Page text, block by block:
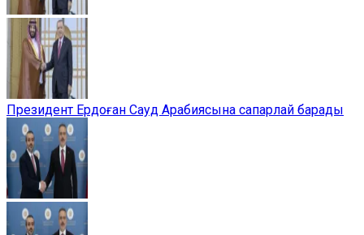
Президент Ердоған Сауд Арабиясына сапарлай барады